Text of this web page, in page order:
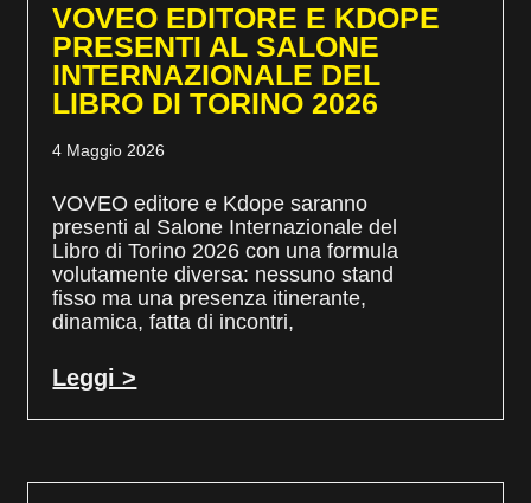
VOVEO EDITORE E KDOPE
PRESENTI AL SALONE
INTERNAZIONALE DEL
LIBRO DI TORINO 2026
4 Maggio 2026
VOVEO editore e Kdope saranno
presenti al Salone Internazionale del
Libro di Torino 2026 con una formula
volutamente diversa: nessuno stand
fisso ma una presenza itinerante,
dinamica, fatta di incontri,
Leggi >